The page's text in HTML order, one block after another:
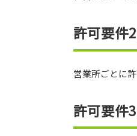
許可要件2
営業所ごとに
許可要件3